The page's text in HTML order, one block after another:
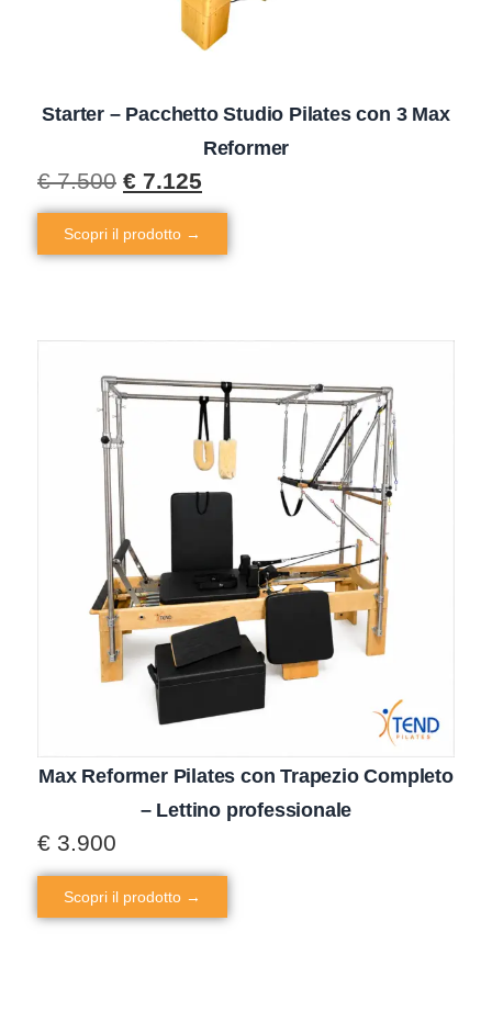
Starter – Pacchetto Studio Pilates con 3 Max
Reformer
€7.500 € 7.125
Scopri il prodotto →
Max Reformer Pilates con Trapezio Completo
– Lettino professionale
€ 3.900
Scopri il prodotto →